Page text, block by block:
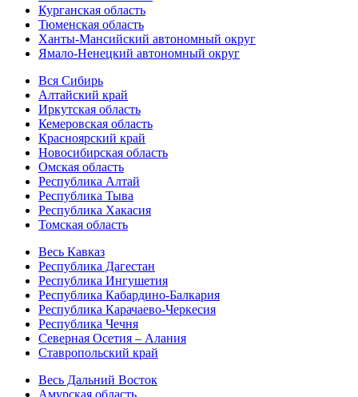
Курганская область
Тюменская область
Ханты-Мансийский автономный округ
Ямало-Ненецкий автономный округ
Вся Сибирь
Алтайский край
Иркутская область
Кемеровская область
Красноярский край
Новосибирская область
Омская область
Республика Алтай
Республика Тыва
Республика Хакасия
Томская область
Весь Кавказ
Республика Дагестан
Республика Ингушетия
Республика Кабардино-Балкария
Республика Карачаево-Черкесия
Республика Чечня
Северная Осетия – Алания
Ставропольский край
Весь Дальний Восток
Амурская область